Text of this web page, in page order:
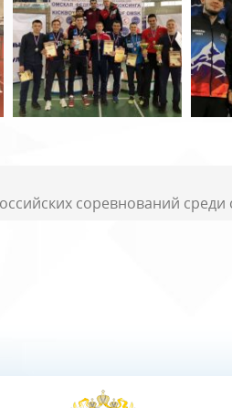
соревнований среди